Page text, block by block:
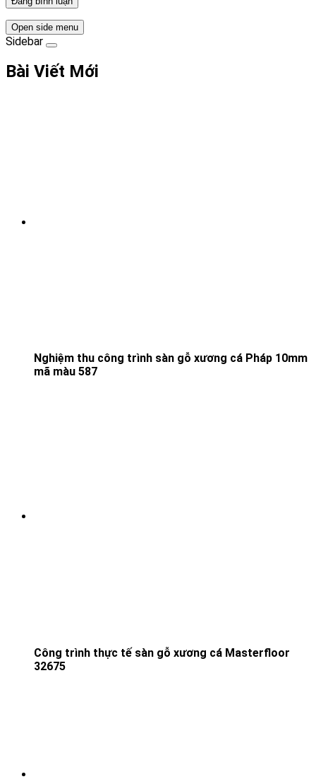
Open side menu
Sidebar
Bài Viết Mới
Nghiệm thu công trình sàn gỗ xương cá Pháp 10mm
mã màu 587
Công trình thực tế sàn gỗ xương cá Masterfloor
32675